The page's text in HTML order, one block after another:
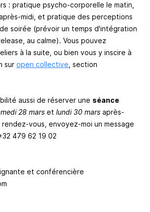
: pratique psycho-corporelle le matin,
midi, et pratique des perceptions
soirée (prévoir un temps d'intégration
au calme). Vous pouvez
à la suite, ou bien vous y inscire à
sur open collective , section
aussi de réserver une séance
28 mars et lundi 30 mars après-
vous, envoyez-moi un message
479 62 19 02
et conférencière